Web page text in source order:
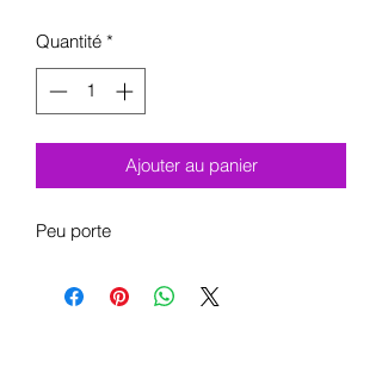
Quantité *
Ajouter au panier
Peu porte